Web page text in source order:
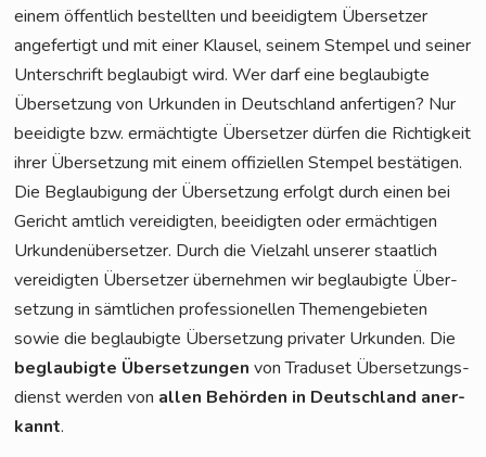
einem öffent­lich bestell­ten und beei­dig­tem Über­set­zer
ange­fer­tigt und mit einer Klau­sel, sei­nem Stem­pel und sei­ner
Unter­schrift beglau­bigt wird. Wer darf eine beglau­big­te
Über­set­zung von Urkun­den in Deutsch­land anfer­ti­gen? Nur
beei­dig­te bzw. ermäch­tig­te Über­set­zer dür­fen die Rich­tig­keit
ihrer Über­set­zung mit einem offi­zi­el­len Stem­pel bestä­ti­gen.
Die Beglau­bi­gung der Über­set­zung erfolgt durch einen bei
Gericht amt­lich ver­ei­dig­ten, beei­dig­ten oder ermäch­ti­gen
Urkun­den­über­set­zer. Durch die Viel­zahl unse­rer staat­lich
ver­ei­dig­ten Über­set­zer über­neh­men wir beglau­big­te Über­
set­zung in sämt­li­chen pro­fes­sio­nel­len The­men­ge­bie­ten
sowie die beglau­big­te Über­set­zung pri­va­ter Urkun­den. Die
beglau­big­te Über­set­zun­gen von Tra­du­set Über­set­zungs­
dienst wer­den von allen Behör­den in Deutsch­land aner­
kannt.